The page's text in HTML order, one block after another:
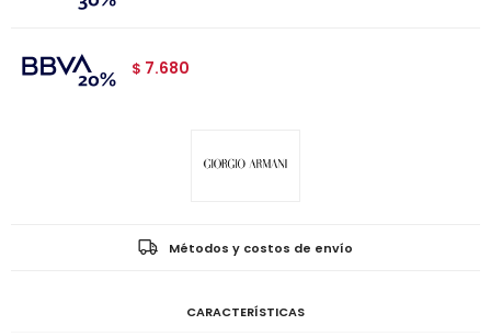
$ 7.680
Métodos y costos de envío
CARACTERÍSTICAS